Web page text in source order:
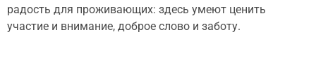
радость для проживающих: здесь умеют ценить
участие и внимание, доброе слово и заботу.